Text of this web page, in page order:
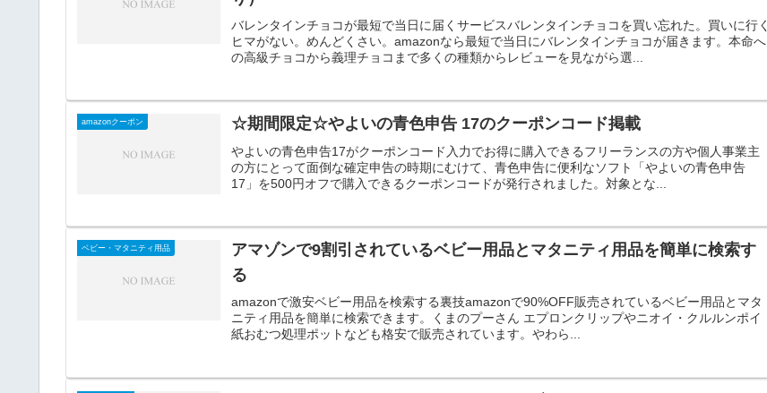
バレンタインチョコが最短で当日に届くサービスバレンタインチョコを買い忘れた。買いに行く
ヒマがない。めんどくさい。amazonなら最短で当日にバレンタインチョコが届きます。本命へ
の高級チョコから義理チョコまで多くの種類からレビューを見ながら選...
amazonクーポン ☆期間限定☆やよいの青色申告 17のクーポンコード掲載
やよいの青色申告17がクーポンコード入力でお得に購入できるフリーランスの方や個人事業主
の方にとって面倒な確定申告の時期にむけて、青色申告に便利なソフト「やよいの青色申告
17」を500円オフで購入できるクーポンコードが発行されました。対象とな...
ベビー・マタニティ用品
アマゾンで9割引されているベビー用品とマタニティ用品を簡単に検索す
る
amazonで激安ベビー用品を検索する裏技amazonで90%OFF販売されているベビー用品とマタ
ニティ用品を簡単に検索できます。くまのプーさん エプロンクリップやニオイ・クルルンポイ
紙おむつ処理ポットなども格安で販売されています。やわら...